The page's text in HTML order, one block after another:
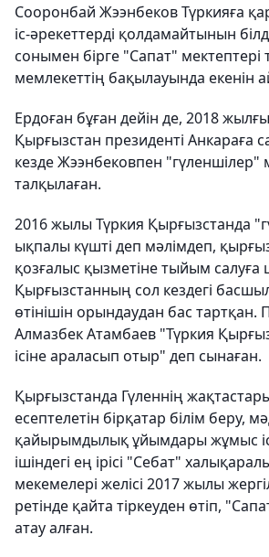
Сооронбай Жээнбеков Түркияға
іс-әрекеттерді қолдамайтынын
сонымен бірге "Сапат" мектептері
мемлекеттің бақылауында екенін
Ердоған бұған дейін де, 2018
Қырғызстан президенті Анкараға
кезде Жээнбековпен "гүленшілер"
талқылаған.
2016 жылы Түркия Қырғызстанда
ықпалы күшті деп мәлімдеп, қырғыз
қозғалыс қызметіне тыйым салуға
Қырғызстанның сол кездегі
өтінішін орындаудан бас тартқан.
Алмазбек Атамбаев "Түркия
ісіне араласып отыр" деп сынаған.
Қырғызстанда Гүленнің
есептелетін бірқатар білім беру,
қайырымдылық ұйымдары жұмыс
ішіндегі ең ірісі "Себат"
мекемелері желісі 2017 жылы
ретінде қайта тіркеуден өтіп,
атау алған.